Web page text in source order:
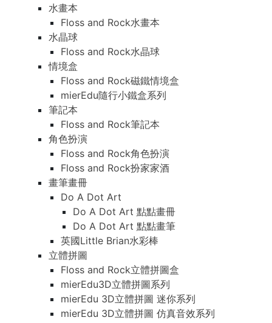
水畫本
Floss and Rock水畫本
水晶球
Floss and Rock水晶球
情境盒
Floss and Rock磁鐵情境盒
mierEdu隨行小鐵盒系列
筆記本
Floss and Rock筆記本
角色扮演
Floss and Rock角色扮演
Floss and Rock扮家家酒
畫筆畫冊
Do A Dot Art
Do A Dot Art 點點畫冊
Do A Dot Art 點點畫筆
英國Little Brian水彩棒
立體拼圖
Floss and Rock立體拼圖盒
mierEdu3D立體拼圖系列
mierEdu 3D立體拼圖 迷你系列
mierEdu 3D立體拼圖 仿真音效系列